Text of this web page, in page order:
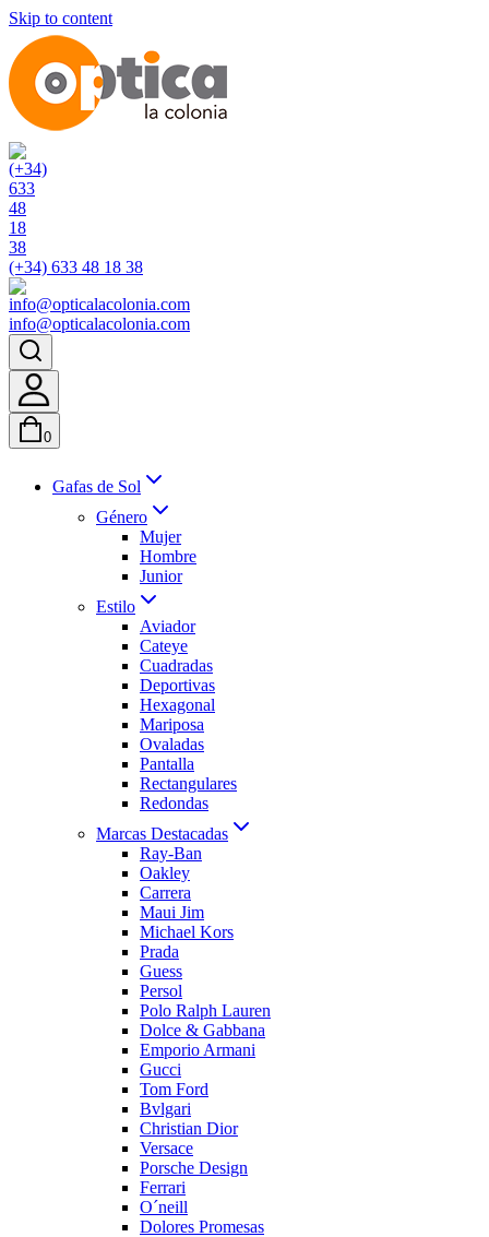
Skip to content
(+34) 633 48 18 38
info@opticalacolonia.com
0
Gafas de Sol
Género
Mujer
Hombre
Junior
Estilo
Aviador
Cateye
Cuadradas
Deportivas
Hexagonal
Mariposa
Ovaladas
Pantalla
Rectangulares
Redondas
Marcas Destacadas
Ray-Ban
Oakley
Carrera
Maui Jim
Michael Kors
Prada
Guess
Persol
Polo Ralph Lauren
Dolce & Gabbana
Emporio Armani
Gucci
Tom Ford
Bvlgari
Christian Dior
Versace
Porsche Design
Ferrari
O´neill
Dolores Promesas